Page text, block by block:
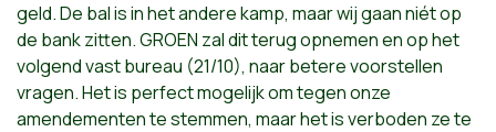
geld. De bal is in het andere kamp, maar wij gaan niét op
de bank zitten. GROEN zal dit terug opnemen en op het
volgend vast bureau (21/10), naar betere voorstellen
vragen. Het is perfect mogelijk om tegen onze
amendementen te stemmen, maar het is verboden ze te